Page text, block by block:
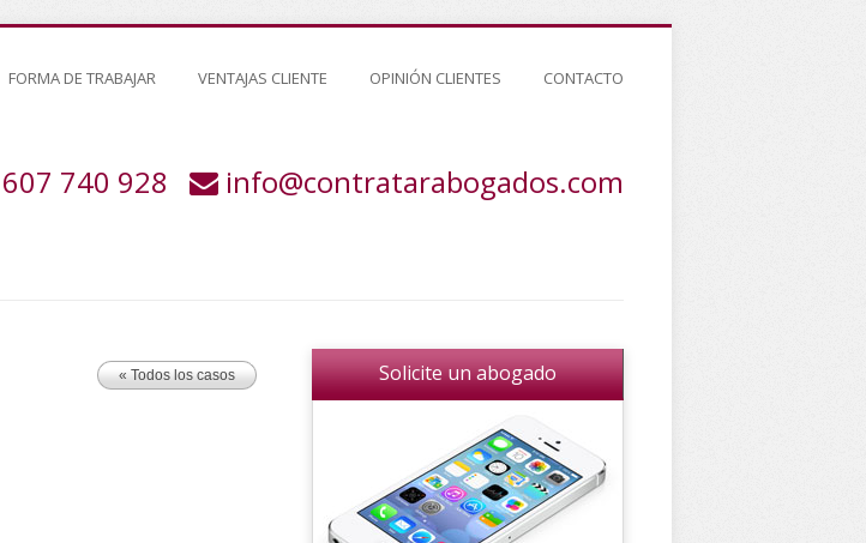
FORMA DE TRABAJAR VENTAJAS CLIENTE OPINIÓN CLIENTES CONTACTO
607 740 928
info@contratarabogados.com
« Todos los casos Solicite un abogado